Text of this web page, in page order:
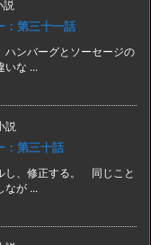
説
：第三十一話
ンバーグとソーセージの
いな ...
説
：第三十話
し、修正する。 同じこと
なが ...